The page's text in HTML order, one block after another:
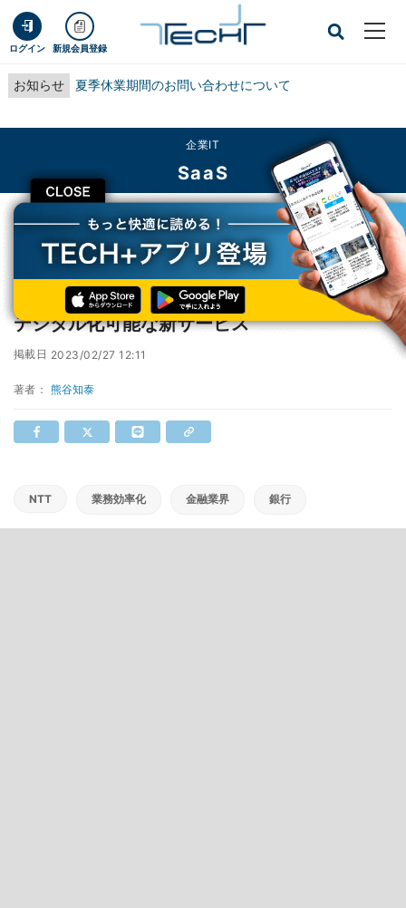
ログイン 新規会員登録
お知らせ 夏季休業期間のお問い合わせについて
CLOSE
企業IT
SaaS
TECH+ 企業IT
SaaS
NTTデータ、金融機関向けに既存の申込書をデジタル化可能な新サービス
NTTデータ、金融機関向けに既存の申込書を
デジタル化可能な新サービス
掲載日 2023/02/27 12:11
著者： 熊谷知泰
NTT 業務効率化 金融業界 銀行